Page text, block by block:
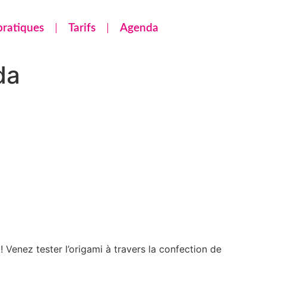
Tarifs Agenda
tester l’origami à travers la confection de